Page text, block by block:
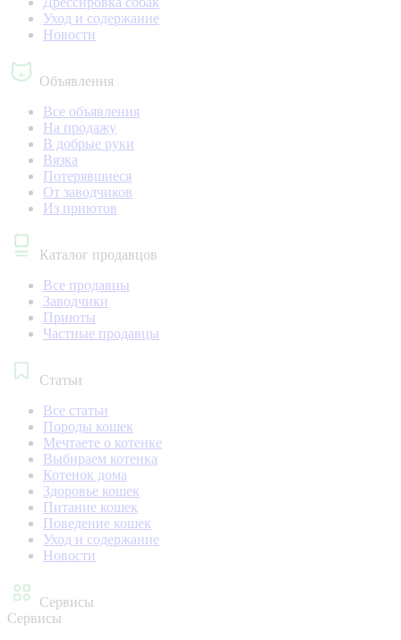
Уход и содержание
Новости
Объявления
Все объявления
На продажу
В добрые руки
Вязка
Потерявшиеся
От заводчиков
Из приютов
Каталог продавцов
Все продавцы
Заводчики
Приюты
Частные продавцы
Статьи
Все статьи
Породы кошек
Мечтаете о котенке
Выбираем котенка
Котенок дома
Здоровье кошек
Питание кошек
Поведение кошек
Уход и содержание
Новости
Сервисы
Сервисы